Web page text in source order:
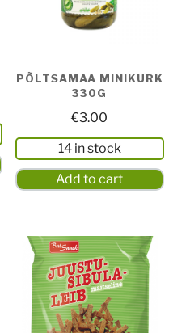
PÕLTSAMAA MINIKURK
330G
€3.00
14 in stock
Add to cart